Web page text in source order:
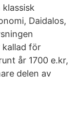
Daidalos,
kallad för
år 1700 e.kr,
delen av